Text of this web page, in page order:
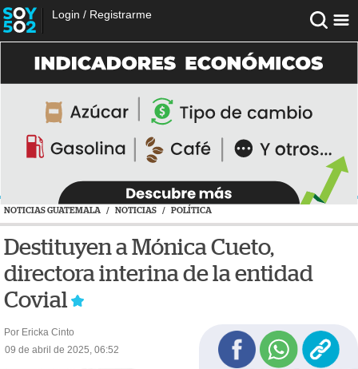
Login / Registrarme
NOTICIAS GUATEMALA / NOTICIAS / POLÍTICA
Destituyen a Mónica Cueto,
directora interina de la entidad
Covial
Por Ericka Cinto
09 de abril de 2025, 06:52